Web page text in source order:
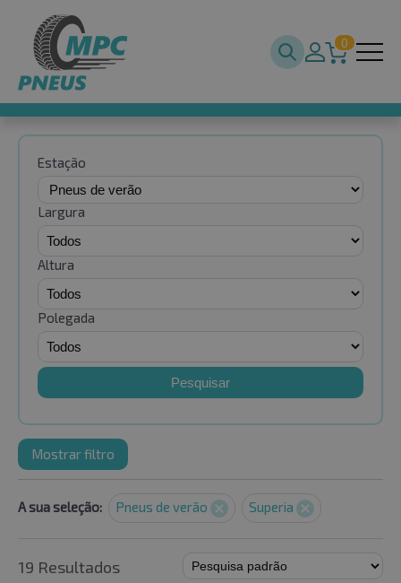
0
Estação
Largura
Altura
Polegada
Pesquisar
Mostrar filtro
A sua seleção: Pneus de verão Superia
19 Resultados